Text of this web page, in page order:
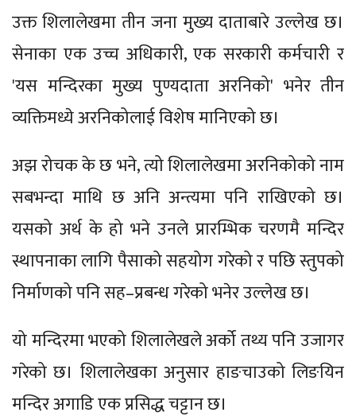
उक्त शिलालेखमा तीन जना मुख्य दाताबारे उल्लेख छ।
सेनाका एक उच्च अधिकारी, एक सरकारी कर्मचारी र
'यस मन्दिरका मुख्य पुण्यदाता अरनिको' भनेर तीन
व्यक्तिमध्ये अरनिकोलाई विशेष मानिएको छ।
अझ रोचक के छ भने, त्यो शिलालेखमा अरनिकोको नाम
सबभन्दा माथि छ अनि अन्त्यमा पनि राखिएको छ।
यसको अर्थ के हो भने उनले प्रारम्भिक चरणमै मन्दिर
स्थापनाका लागि पैसाको सहयोग गरेको र पछि स्तुपको
निर्माणको पनि सह–प्रबन्ध गरेको भनेर उल्लेख छ।
यो मन्दिरमा भएको शिलालेखले अर्को तथ्य पनि उजागर
गरेको छ। शिलालेखका अनुसार हाङचाउको लिङयिन
मन्दिर अगाडि एक प्रसिद्ध चट्टान छ।